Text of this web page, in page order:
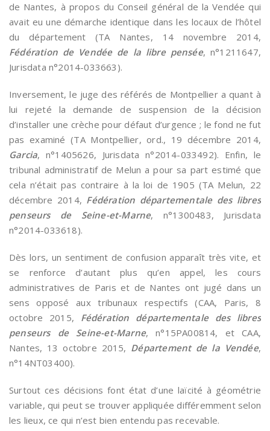
de Nantes, à propos du Conseil général de la Vendée qui
avait eu une démarche identique dans les locaux de l’hôtel
du département (TA Nantes, 14 novembre 2014,
Fédération de Vendée de la libre pensée, n°1211647,
Jurisdata n°2014-033663).
Inversement, le juge des référés de Montpellier a quant à
lui rejeté la demande de suspension de la décision
d’installer une crèche pour défaut d’urgence ; le fond ne fut
pas examiné (TA Montpellier, ord., 19 décembre 2014,
Garcia, n°1405626, Jurisdata n°2014-033492). Enfin, le
tribunal administratif de Melun a pour sa part estimé que
cela n’était pas contraire à la loi de 1905 (TA Melun, 22
décembre 2014, Fédération départementale des libres
penseurs de Seine-et-Marne, n°1300483, Jurisdata
n°2014-033618).
Dès lors, un sentiment de confusion apparaît très vite, et
se renforce d’autant plus qu’en appel, les cours
administratives de Paris et de Nantes ont jugé dans un
sens opposé aux tribunaux respectifs (CAA, Paris, 8
octobre 2015, Fédération départementale des libres
penseurs de Seine-et-Marne, n°15PA00814, et CAA,
Nantes, 13 octobre 2015, Département de la Vendée,
n°14NT03400).
Surtout ces décisions font état d’une laïcité à géométrie
variable, qui peut se trouver appliquée différemment selon
les lieux, ce qui n’est bien entendu pas recevable.